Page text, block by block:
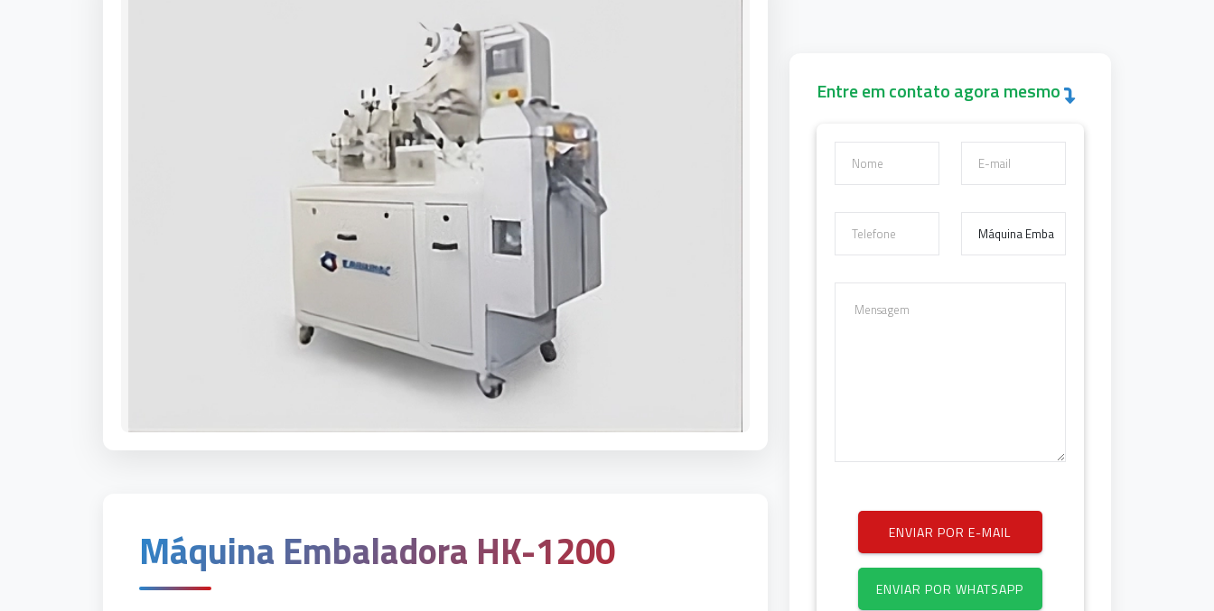
Máquina Embaladora HK-1200
Entre em contato agora mesmo
ENVIAR POR E-MAIL
ENVIAR POR WHATSAPP